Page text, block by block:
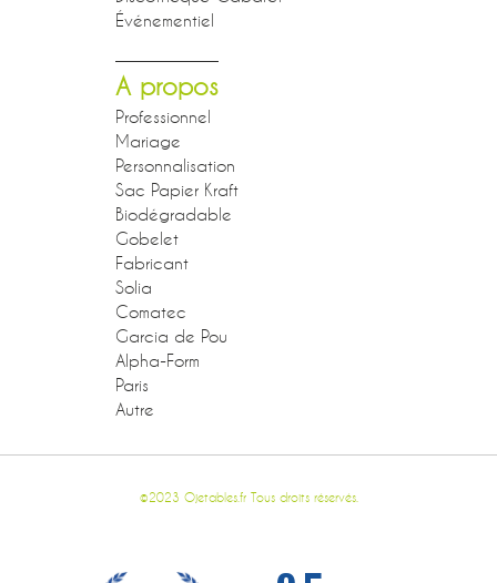
Événementiel
A propos
Professionnel
Mariage
Personnalisation
Sac Papier Kraft
Biodégradable
Gobelet
Fabricant
Solia
Comatec
Garcia de Pou
Alpha-Form
Paris
Autre
©2023 Ojetables.fr Tous droits réservés.